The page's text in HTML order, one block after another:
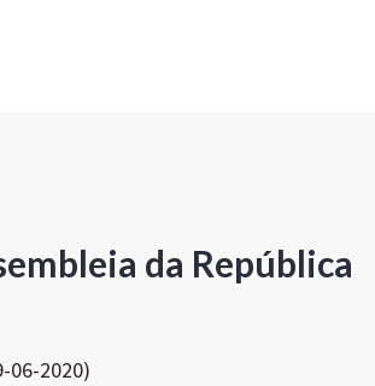
da República
06-2020)